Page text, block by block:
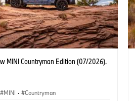
MINI Countryman Edition (07/2026).
MINI · Countryman